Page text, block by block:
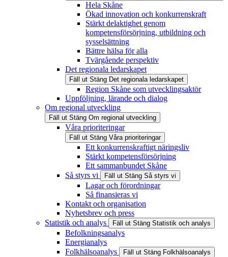
Hela Skåne
Ökad innovation och konkurrenskraft
Stärkt delaktighet genom
kompetensförsörjning, utbildning och
sysselsättning
Bättre hälsa för alla
Tvärgående perspektiv
Det regionala ledarskapet
Fäll ut Stäng Det regionala ledarskapet
Region Skåne som utvecklingsaktör
Uppföljning, lärande och dialog
Om regional utveckling
Fäll ut Stäng Om regional utveckling
Våra prioriteringar
Fäll ut Stäng Våra prioriteringar
Ett konkurrenskraftigt näringsliv
Stärkt kompetensförsörjning
Ett sammanbundet Skåne
Så styrs vi
Fäll ut Stäng Så styrs vi
Lagar och förordningar
Så finansieras vi
Kontakt och organisation
Nyhetsbrev och press
Statistik och analys
Fäll ut Stäng Statistik och analys
Befolkningsanalys
Energianalys
Folkhälsoanalys
Fäll ut Stäng Folkhälsoanalys